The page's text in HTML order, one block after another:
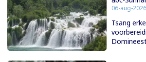
06-aug-
Tsang